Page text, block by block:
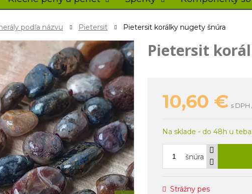
podľa názvu Pietersit Pietersit korálky nugety šnúra
Pietersit
10,60 € s DPH
Na sklade - do 48h u teba
šnúra
Strážny pes